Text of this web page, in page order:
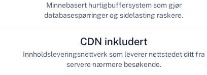
Minnebasert hurtigbuffersystem som gjør
databasespørringer og sidelasting raskere.
CDN inkludert
Innholdsleveringsnettverk som leverer nettstedet ditt fra
servere nærmere besøkende.